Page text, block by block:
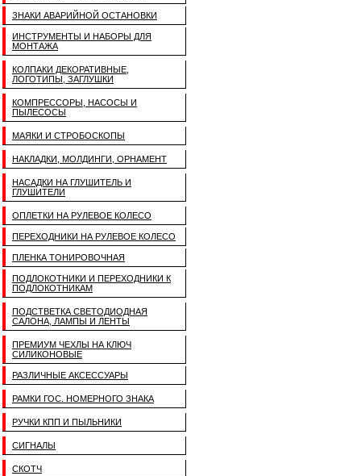
ЗНАКИ АВАРИЙНОЙ ОСТАНОВКИ
ИНСТРУМЕНТЫ И НАБОРЫ ДЛЯ
МОНТАЖА
КОЛПАКИ ДЕКОРАТИВНЫЕ,
ЛОГОТИПЫ, ЗАГЛУШКИ
КОМПРЕССОРЫ, НАСОСЫ И
ПЫЛЕСОСЫ
МАЯКИ И СТРОБОСКОПЫ
НАКЛАДКИ, МОЛДИНГИ, ОРНАМЕНТ
НАСАДКИ НА ГЛУШИТЕЛЬ И
ГЛУШИТЕЛИ
ОПЛЕТКИ НА РУЛЕВОЕ КОЛЕСО
ПЕРЕХОДНИКИ НА РУЛЕВОЕ КОЛЕСО
ПЛЕНКА ТОНИРОВОЧНАЯ
ПОДЛОКОТНИКИ И ПЕРЕХОДНИКИ К
ПОДЛОКОТНИКАМ
ПОДСТВЕТКА СВЕТОДИОДНАЯ
САЛОНА, ЛАМПЫ И ЛЕНТЫ
ПРЕМИУМ ЧЕХЛЫ НА КЛЮЧ
СИЛИКОНОВЫЕ
РАЗЛИЧНЫЕ АКСЕССУАРЫ
РАМКИ ГОС. НОМЕРНОГО ЗНАКА
РУЧКИ КПП И ПЫЛЬНИКИ
СИГНАЛЫ
СКОТЧ